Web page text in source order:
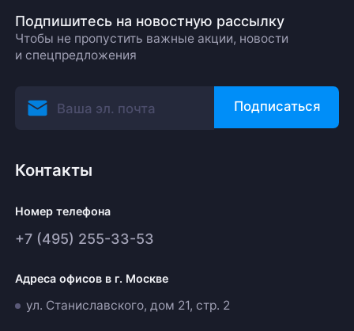
Подпишитесь на новостную рассылку
Чтобы не пропустить важные акции, новости
и спецпредложения
Подписаться
Контакты
Номер телефона
+7 (495) 255-33-53
Адреса офисов в г. Москве
ул. Станиславского, дом 21, стр. 2